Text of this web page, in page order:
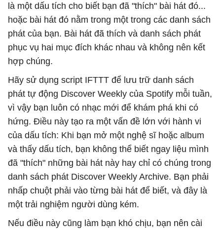
là một dấu tích cho biết bạn đã "thích" bài hát đó...
hoặc bài hát đó nằm trong một trong các danh sách
phát của bạn. Bài hát đã thích và danh sách phát
phục vụ hai mục đích khác nhau và không nên kết
hợp chúng.
Hãy sử dụng script IFTTT để lưu trữ danh sách
phát tự động Discover Weekly của Spotify mỗi tuần,
vì vậy bạn luôn có nhạc mới để khám phá khi có
hứng. Điều này tạo ra một vấn đề lớn với hành vi
của dấu tích: Khi bạn mở một nghệ sĩ hoặc album
và thấy dấu tích, bạn không thể biết ngay liệu mình
đã "thích" những bài hát này hay chỉ có chúng trong
danh sách phát Discover Weekly Archive. Bạn phải
nhấp chuột phải vào từng bài hát để biết, và đây là
một trải nghiệm người dùng kém.
Nếu điều này cũng làm bạn khó chịu, bạn nên cài